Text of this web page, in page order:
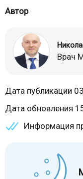
Автор
Врач
Дата публикации
Дата обновления
Информация